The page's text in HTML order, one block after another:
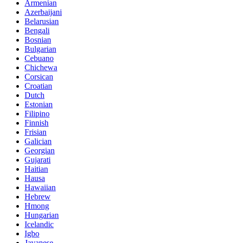
Armenian
Azerbaijani
Belarusian
Bengali
Bosnian
Bulgarian
Cebuano
Chichewa
Corsican
Croatian
Dutch
Estonian
Filipino
Finnish
Frisian
Galician
Georgian
Gujarati
Haitian
Hausa
Hawaiian
Hebrew
Hmong
Hungarian
Icelandic
Igbo